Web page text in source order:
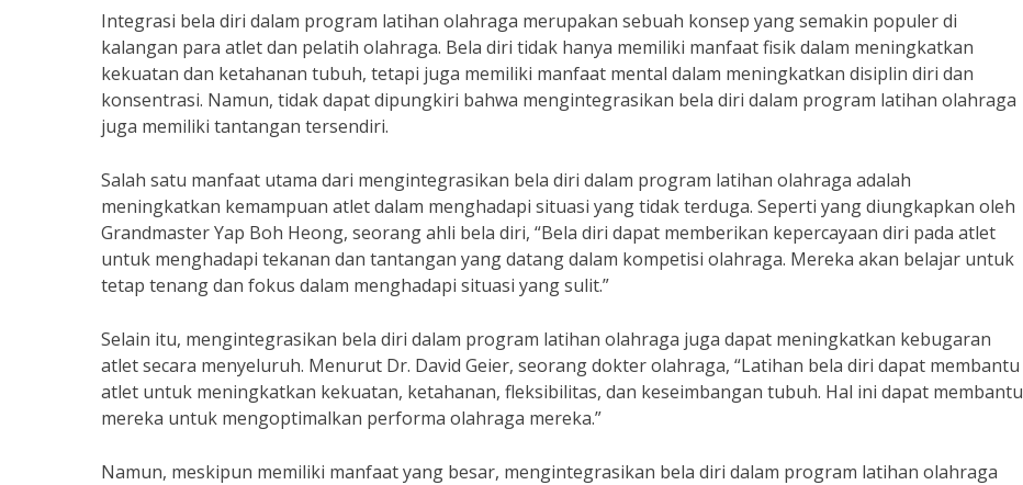
Integrasi bela diri dalam program latihan olahraga merupakan sebuah konsep yang semakin populer di
kalangan para atlet dan pelatih olahraga. Bela diri tidak hanya memiliki manfaat fisik dalam meningkatkan
kekuatan dan ketahanan tubuh, tetapi juga memiliki manfaat mental dalam meningkatkan disiplin diri dan
konsentrasi. Namun, tidak dapat dipungkiri bahwa mengintegrasikan bela diri dalam program latihan olahraga
juga memiliki tantangan tersendiri.
Salah satu manfaat utama dari mengintegrasikan bela diri dalam program latihan olahraga adalah
meningkatkan kemampuan atlet dalam menghadapi situasi yang tidak terduga. Seperti yang diungkapkan oleh
Grandmaster Yap Boh Heong, seorang ahli bela diri, “Bela diri dapat memberikan kepercayaan diri pada atlet
untuk menghadapi tekanan dan tantangan yang datang dalam kompetisi olahraga. Mereka akan belajar untuk
tetap tenang dan fokus dalam menghadapi situasi yang sulit.”
Selain itu, mengintegrasikan bela diri dalam program latihan olahraga juga dapat meningkatkan kebugaran
atlet secara menyeluruh. Menurut Dr. David Geier, seorang dokter olahraga, “Latihan bela diri dapat membantu
atlet untuk meningkatkan kekuatan, ketahanan, fleksibilitas, dan keseimbangan tubuh. Hal ini dapat membantu
mereka untuk mengoptimalkan performa olahraga mereka.”
Namun, meskipun memiliki manfaat yang besar, mengintegrasikan bela diri dalam program latihan olahraga